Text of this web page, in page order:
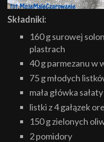
Składniki:
160 g surowej
plastrach
40 g parmezanu w
75 g młodych
mała główka
listki z 4 gałązek
150 g zielonych
2 pomidory